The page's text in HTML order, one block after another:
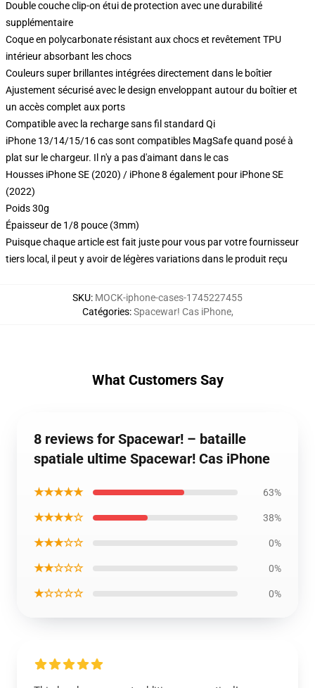
Double couche clip-on étui de protection avec une durabilité
supplémentaire
Coque en polycarbonate résistant aux chocs et revêtement TPU
intérieur absorbant les chocs
Couleurs super brillantes intégrées directement dans le boîtier
Ajustement sécurisé avec le design enveloppant autour du boîtier et
un accès complet aux ports
Compatible avec la recharge sans fil standard Qi
iPhone 13/14/15/16 cas sont compatibles MagSafe quand posé à
plat sur le chargeur. Il n'y a pas d'aimant dans le cas
Housses iPhone SE (2020) / iPhone 8 également pour iPhone SE
(2022)
Poids 30g
Épaisseur de 1/8 pouce (3mm)
Puisque chaque article est fait juste pour vous par votre fournisseur
tiers local, il peut y avoir de légères variations dans le produit reçu
SKU: MOCK-iphone-cases-1745227455
Catégories:Spacewar! Cas iPhone,
What Customers Say
8 reviews for Spacewar! – bataille
spatiale ultime Spacewar! Cas iPhone
★★★★★ 63%
★★★★☆ 38%
★★★☆☆ 0%
★★☆☆☆ 0%
★☆☆☆☆ 0%